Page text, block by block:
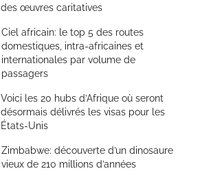
des œuvres caritatives
Ciel africain: le top 5 des routes
domestiques, intra-africaines et
internationales par volume de
passagers
Voici les 20 hubs d’Afrique où seront
désormais délivrés les visas pour les
États-Unis
Zimbabwe: découverte d’un dinosaure
vieux de 210 millions d’années